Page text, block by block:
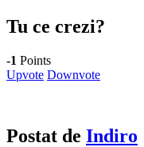
Tu ce crezi?
-1 Points
Upvote Downvote
Postat de Indiro